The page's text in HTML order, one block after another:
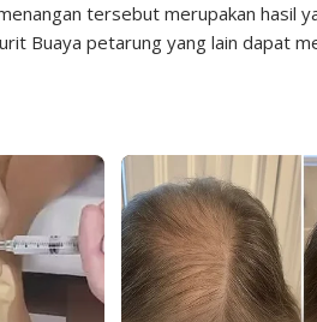
tersebut merupakan hasil
Buaya petarung yang lain dapat